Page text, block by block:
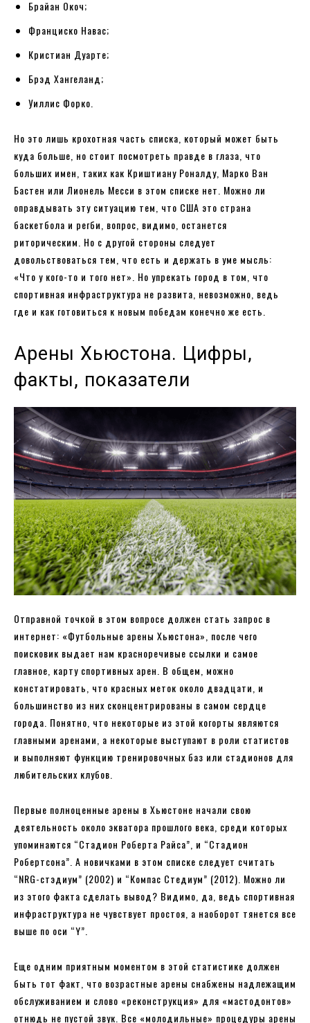
Брайан Окоч;
Франциско Навас;
Кристиан Дуарте;
Брэд Хангеланд;
Уиллис Форко.
Но это лишь крохотная часть списка, который может быть
куда больше, но стоит посмотреть правде в глаза, что
больших имен, таких как Криштиану Роналду, Марко Ван
Бастен или Лионель Месси в этом списке нет. Можно ли
оправдывать эту ситуацию тем, что США это страна
баскетбола и регби, вопрос, видимо, останется
риторическим. Но с другой стороны следует
довольствоваться тем, что есть и держать в уме мысль:
«Что у кого-то и того нет». Но упрекать город в том, что
спортивная инфраструктура не развита, невозможно, ведь
где и как готовиться к новым победам конечно же есть.
Арены Хьюстона. Цифры,
факты, показатели
Отправной точкой в этом вопросе должен стать запрос в
интернет: «Футбольные арены Хьюстона», после чего
поисковик выдает нам красноречивые ссылки и самое
главное, карту спортивных арен. В общем, можно
констатировать, что красных меток около двадцати, и
большинство из них сконцентрированы в самом сердце
города. Понятно, что некоторые из этой когорты являются
главными аренами, а некоторые выступают в роли статистов
и выполняют функцию тренировочных баз или стадионов для
любительских клубов.
Первые полноценные арены в Хьюстоне начали свою
деятельность около экватора прошлого века, среди которых
упоминаются “Стадион Роберта Райса”, и “Стадион
Робертсона”. А новичками в этом списке следует считать
“NRG-стэдиум” (2002) и “Компас Стедиум” (2012). Можно ли
из этого факта сделать вывод? Видимо, да, ведь спортивная
инфраструктура не чувствует простоя, а наоборот тянется все
выше по оси “Y”.
Еще одним приятным моментом в этой статистике должен
быть тот факт, что возрастные арены снабжены надлежащим
обслуживанием и слово «реконструкция» для «мастодонтов»
отнюдь не пустой звук. Все «молодильные» процедуры арены